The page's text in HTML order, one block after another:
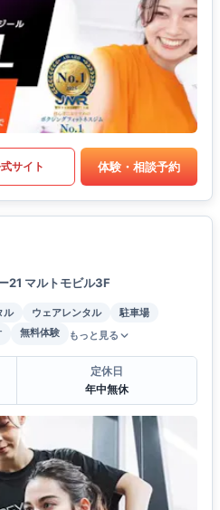
サイト 体験・相談予約
21 マルトモビル3F
ル ウェアレンタル
駐車場
無料体験 もっと見る
定休日
年中無休